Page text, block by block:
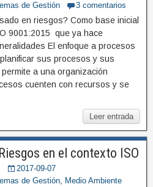
de Gestión 3 comentarios
en riesgos? Como base inicial
9001:2015 que ya hace
El enfoque a procesos
sus procesos y sus
a una organización
cuenten con recursos y se
Leer entrada
en el contexto ISO
2017-09-07
de Gestión, Medio Ambiente